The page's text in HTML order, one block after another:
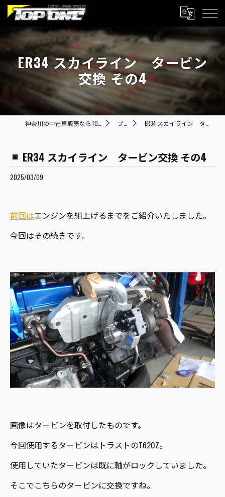
ER34 スカイライン タービン
交換 その4
ブログ ER34 スカイライン タービン交換 その4
ER34 スカイライン タービン交換 その4
2025/03/09
前回はエンジンを組上げるまでをご紹介いたしました。
今回はその続きです。
画像はタービンを取付したものです。
今回使用するタービンはトラストのT620Z。
使用していたタービンは既に軸がロックしていました。
そこでこちらのタービンに交換ですね。